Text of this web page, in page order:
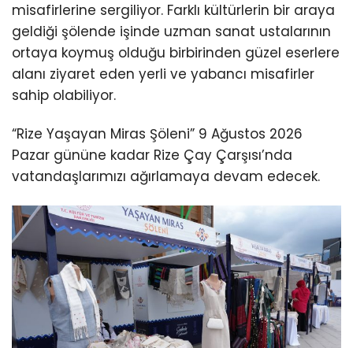
misafirlerine sergiliyor. Farklı kültürlerin bir araya
geldiği şölende işinde uzman sanat ustalarının
ortaya koymuş olduğu birbirinden güzel eserlere
alanı ziyaret eden yerli ve yabancı misafirler
sahip olabiliyor.
“Rize Yaşayan Miras Şöleni” 9 Ağustos 2026
Pazar gününe kadar Rize Çay Çarşısı’nda
vatandaşlarımızı ağırlamaya devam edecek.